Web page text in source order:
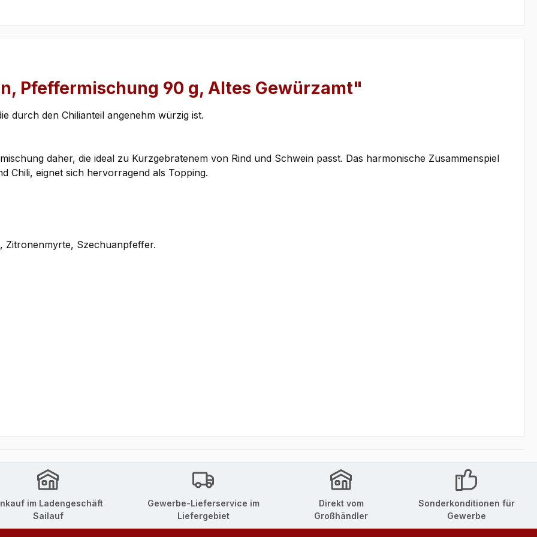
Pfeffermischung 90 g, Altes Gewürzamt"
durch den Chilianteil angenehm würzig ist.
daher, die ideal zu Kurzgebratenem von Rind und Schwein passt. Das harmonische Zusammenspiel
Chili, eignet sich hervorragend als Topping.
Zitronenmyrte, Szechuanpfeffer.
im Ladengeschäft
Sailauf
Gewerbe-Lieferservice im
Liefergebiet
Direkt vom
Großhändler
Sonderkonditionen für
Gewerbe